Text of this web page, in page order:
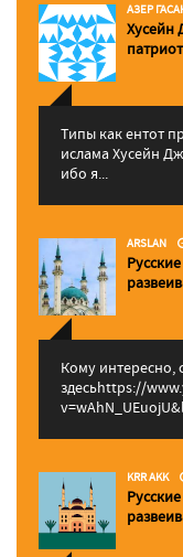
АЗЕР
Хусейн
Типы как ентот
ислама Хусейн
ибо я...
ARSLAN
Кому интересно,
здесьhttps://
KRR AKK